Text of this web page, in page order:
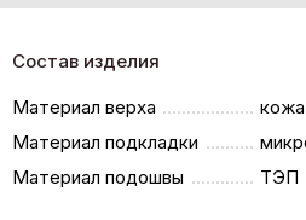
Состав изделия
Материал верха
кожа
Материал подкладки
Материал подошвы
ТЭП